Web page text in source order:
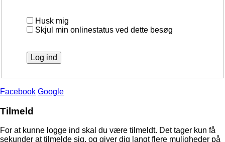
Husk mig
Skjul min onlinestatus ved dette besøg
Facebook Google
Tilmeld
For at kunne logge ind skal du være tilmeldt. Det tager kun få
sekunder at tilmelde sig, og giver dig langt flere muligheder på